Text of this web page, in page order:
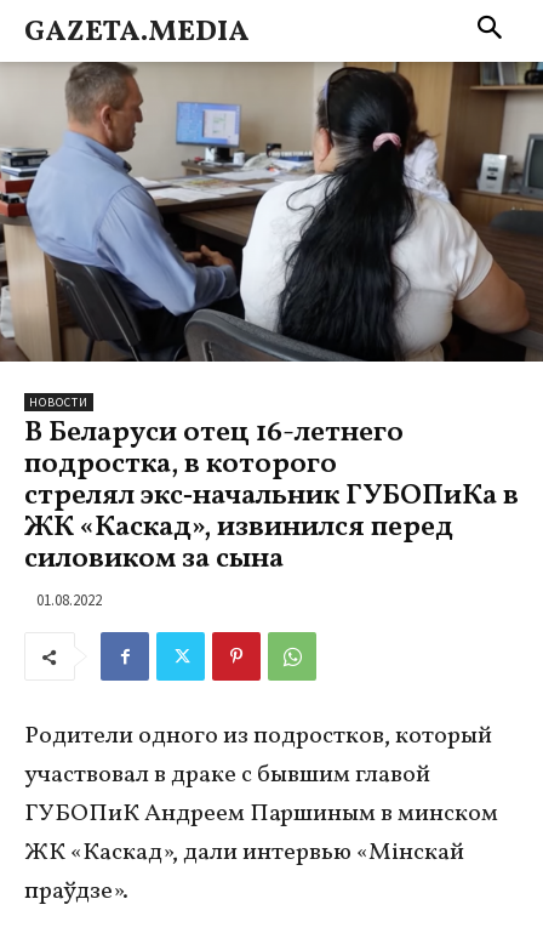
GAZETA.MEDIA
НОВОСТИ
В Беларуси отец 16-летнего
подростка, в которого
стрелял экс‑начальник ГУБОПиКа в
ЖК «Каскад», извинился перед
силовиком за сына
01.08.2022
Родители одного из подростков, который
участвовал в драке с бывшим главой
ГУБОПиК Андреем Паршиным в минском
ЖК «Каскад», дали интервью «Мінскай
праўдзе».